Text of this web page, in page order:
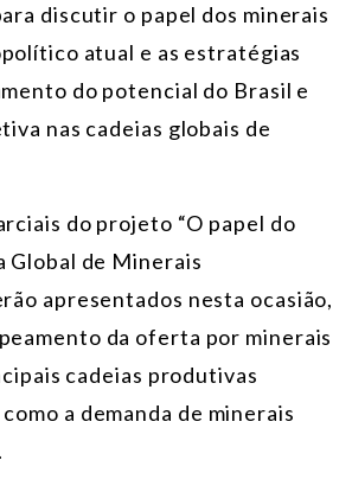
discutir o papel dos minerais
atual e as estratégias
do potencial do Brasil e
nas cadeias globais de
do projeto “O papel do
Global de Minerais
apresentados nesta ocasião,
da oferta por minerais
cadeias produtivas
a demanda de minerais